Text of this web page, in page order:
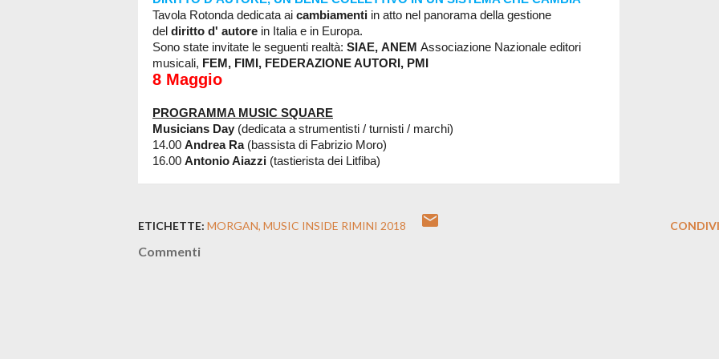
Tavola Rotonda dedicata ai cambiamenti in atto nel panorama della gestione
del diritto d' autore in Italia e in Europa.
Sono state invitate le seguenti realtà: SIAE, ANEM Associazione Nazionale editori
musicali, FEM, FIMI, FEDERAZIONE AUTORI, PMI
8 Maggio
PROGRAMMA MUSIC SQUARE
Musicians Day (dedicata a strumentisti / turnisti / marchi)
14.00 Andrea Ra(bassista di Fabrizio Moro)
16.00 Antonio Aiazzi (tastierista dei Litfiba)
ETICHETTE: MORGAN MUSIC INSIDE RIMINI 2018
Commenti